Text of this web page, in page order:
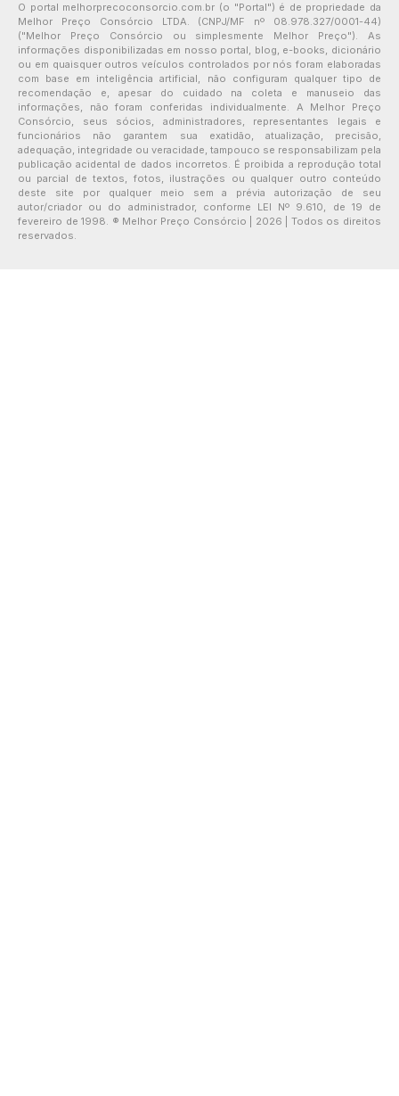
O portal melhorprecoconsorcio.com.br (o "Portal") é de propriedade da
Melhor Preço Consórcio LTDA. (CNPJ/MF nº 08.978.327/0001-44)
("Melhor Preço Consórcio ou simplesmente Melhor Preço"). As
informações disponibilizadas em nosso portal, blog, e-books, dicionário
ou em quaisquer outros veículos controlados por nós foram elaboradas
com base em inteligência artificial, não configuram qualquer tipo de
recomendação e, apesar do cuidado na coleta e manuseio das
informações, não foram conferidas individualmente. A Melhor Preço
Consórcio, seus sócios, administradores, representantes legais e
funcionários não garantem sua exatidão, atualização, precisão,
adequação, integridade ou veracidade, tampouco se responsabilizam pela
publicação acidental de dados incorretos. É proibida a reprodução total
ou parcial de textos, fotos, ilustrações ou qualquer outro conteúdo
deste site por qualquer meio sem a prévia autorização de seu
autor/criador ou do administrador, conforme LEI Nº 9.610, de 19 de
fevereiro de 1998. ® Melhor Preço Consórcio | 2026 | Todos os direitos
reservados.